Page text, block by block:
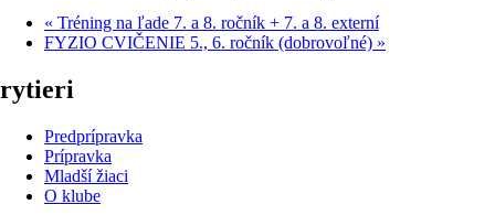
« Tréning na ľade 7. a 8. ročník + 7. a 8. externí
FYZIO CVIČENIE 5., 6. ročník (dobrovoľné) »
rytieri
Predprípravka
Prípravka
Mladší žiaci
O klube